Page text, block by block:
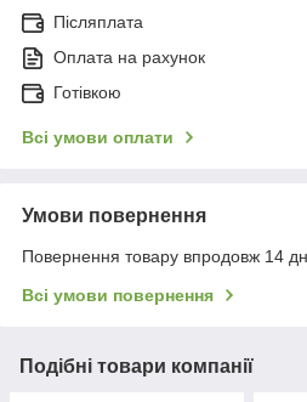
Післяплата
Оплата на рахунок
Готівкою
Всі умови оплати
Умови повернення
Повернення товару впродовж 14
Всі умови повернення
Подібні товари компанії